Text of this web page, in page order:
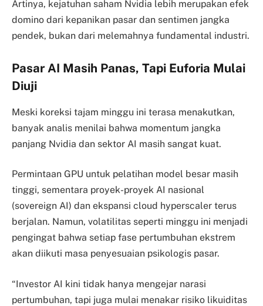
Artinya, kejatuhan saham Nvidia lebih merupakan efek
domino dari kepanikan pasar dan sentimen jangka
pendek, bukan dari melemahnya fundamental industri.
Pasar AI Masih Panas, Tapi Euforia Mulai
Diuji
Meski koreksi tajam minggu ini terasa menakutkan,
banyak analis menilai bahwa momentum jangka
panjang Nvidia dan sektor AI masih sangat kuat.
Permintaan GPU untuk pelatihan model besar masih
tinggi, sementara proyek-proyek AI nasional
(sovereign AI) dan ekspansi cloud hyperscaler terus
berjalan. Namun, volatilitas seperti minggu ini menjadi
pengingat bahwa setiap fase pertumbuhan ekstrem
akan diikuti masa penyesuaian psikologis pasar.
“Investor AI kini tidak hanya mengejar narasi
pertumbuhan, tapi juga mulai menakar risiko likuiditas